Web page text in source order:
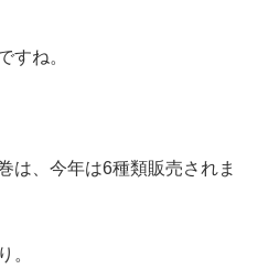
すね。
は、今年は6種類販売されま
。